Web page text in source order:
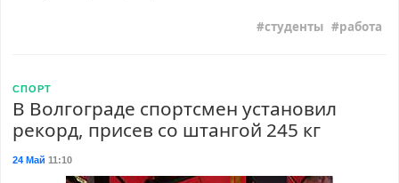
студенты работа
СПОРТ
В Волгограде спортсмен установил
рекорд, присев со штангой 245 кг
24 Май 11:10